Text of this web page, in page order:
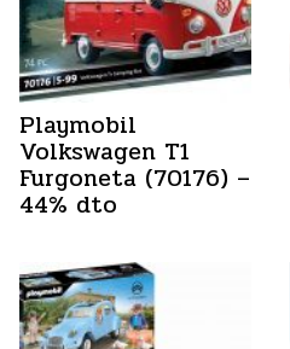
Playmobil
Volkswagen T1
Furgoneta (70176) –
44% dto